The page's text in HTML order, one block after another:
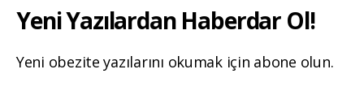
Yeni Yazılardan Haberdar Ol!
Yeni obezite yazılarını okumak için abone olun.